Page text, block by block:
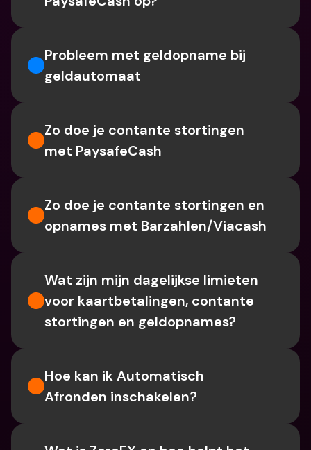
Probleem met geldopname bij
geldautomaat
Zo doe je contante stortingen
met PaysafeCash
Zo doe je contante stortingen en
opnames met Barzahlen/Viacash
Wat zijn mijn dagelijkse limieten
voor kaartbetalingen, contante
stortingen en geldopnames?
Hoe kan ik Automatisch
Afronden inschakelen?